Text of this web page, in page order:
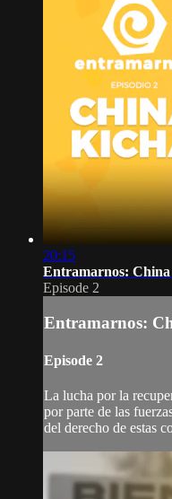
20:15
Entramarnos:
Episode 2
Entramarnos:
Episode 2
La lucha por la
por parte de las
del derecho de estas